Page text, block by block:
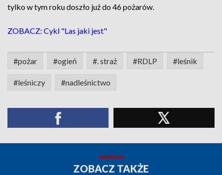
tylko w tym roku doszło już do 46 pożarów.
ZOBACZ: Cykl "Las jaki jest"
#pożar #ogień #. straż #RDLP #leśnik
#leśniczy #nadleśnictwo
ZOBACZ TAKŻE